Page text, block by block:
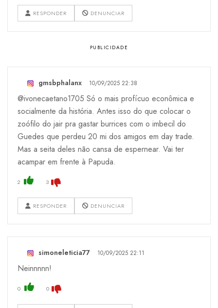
RESPONDER DENUNCIAR
gmsbphalanx 10/09/2025 22:38
@ivonecaetano1705 Só o mais profícuo econômica e
socialmente da história. Antes isso do que colocar o
zoófilo do jair pra gastar burrices com o imbecil do
Guedes que perdeu 20 mi dos amigos em day trade.
Mas a seita deles não cansa de espernear. Vai ter
acampar em frente à Papuda.
2 3
RESPONDER DENUNCIAR
simoneleticia77 10/09/2025 22:11
Neinnnnn!
0 0